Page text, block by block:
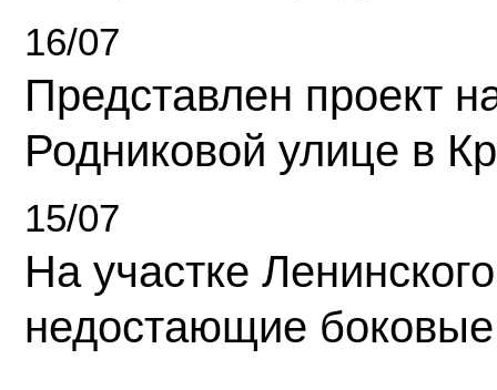
16/07
Представлен проект
Родниковой улице в
15/07
На участке
недостающие